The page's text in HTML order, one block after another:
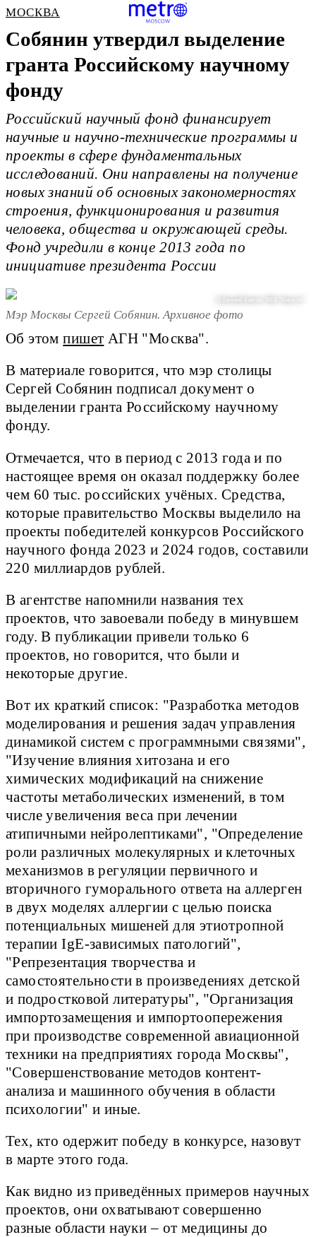
МОСКВА
Собянин утвердил выделение
гранта Российскому научному
фонду
Российский научный фонд финансирует
научные и научно-технические программы и
проекты в сфере фундаментальных
исследований. Они направлены на получение
новых знаний об основных закономерностях
строения, функционирования и развития
человека, общества и окружающей среды.
Фонд учредили в конце 2013 года по
инициативе президента России
@ Евгений Биятов / РИА "Новости"
Мэр Москвы Сергей Собянин. Архивное фото
Об этомпишет АГН "Москва".
В материале говорится, что мэр столицы
Сергей Собянин подписал документ о
выделении гранта Российскому научному
фонду.
Отмечается, что в период с 2013 года и по
настоящее время он оказал поддержку более
чем 60 тыс. российских учёных. Средства,
которые правительство Москвы выделило на
проекты победителей конкурсов Российского
научного фонда 2023 и 2024 годов, составили
220 миллиардов рублей.
В агентстве напомнили названия тех
проектов, что завоевали победу в минувшем
году. В публикации привели только 6
проектов, но говорится, что были и
некоторые другие.
Вот их краткий список: "Разработка методов
моделирования и решения задач управления
динамикой систем с программными связями",
"Изучение влияния хитозана и его
химических модификаций на снижение
частоты метаболических изменений, в том
числе увеличения веса при лечении
атипичными нейролептиками", "Определение
роли различных молекулярных и клеточных
механизмов в регуляции первичного и
вторичного гуморального ответа на аллерген
в двух моделях аллергии с целью поиска
потенциальных мишеней для этиотропной
терапии IgE-зависимых патологий",
"Репрезентация творчества и
самостоятельности в произведениях детской
и подростковой литературы", "Организация
импортозамещения и импортоопережения
при производстве современной авиационной
техники на предприятиях города Москвы",
"Совершенствование методов контент-
анализа и машинного обучения в области
психологии" и иные.
Тех, кто одержит победу в конкурсе, назовут
в марте этого года.
Как видно из приведённых примеров научных
проектов, они охватывают совершенно
разные области науки – от медицины до